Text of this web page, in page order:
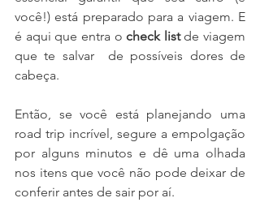
você!) está preparado para a viagem. E
é aqui que entra o check list de viagem
que te salvar  de possíveis dores de
cabeça.
Então, se você está planejando uma
road trip incrível, segure a empolgação
por alguns minutos e dê uma olhada
nos itens que você não pode deixar de
conferir antes de sair por aí.